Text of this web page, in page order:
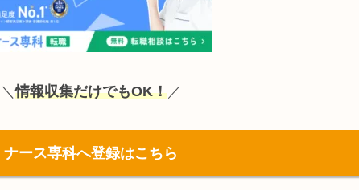
＼情報収集だけでもOK！／
ナース専科へ登録はこちら